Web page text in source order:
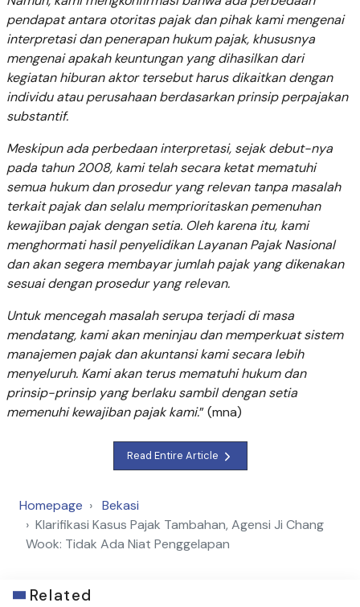
pendapat antara otoritas pajak dan pihak kami mengenai
interpretasi dan penerapan hukum pajak, khususnya
mengenai apakah keuntungan yang dihasilkan dari
kegiatan hiburan aktor tersebut harus dikaitkan dengan
individu atau perusahaan berdasarkan prinsip perpajakan
substantif.
Meskipun ada perbedaan interpretasi, sejak debut-nya
pada tahun 2008, kami telah secara ketat mematuhi
semua hukum dan prosedur yang relevan tanpa masalah
terkait pajak dan selalu memprioritaskan pemenuhan
kewajiban pajak dengan setia. Oleh karena itu, kami
menghormati hasil penyelidikan Layanan Pajak Nasional
dan akan segera membayar jumlah pajak yang dikenakan
sesuai dengan prosedur yang relevan.
Untuk mencegah masalah serupa terjadi di masa
mendatang, kami akan meninjau dan memperkuat sistem
manajemen pajak dan akuntansi kami secara lebih
menyeluruh. Kami akan terus mematuhi hukum dan
prinsip-prinsip yang berlaku sambil dengan setia
memenuhi kewajiban pajak kami.” (mna)
Read Entire Article
Homepage
Bekasi
Klarifikasi Kasus Pajak Tambahan, Agensi Ji Chang
Wook: Tidak Ada Niat Penggelapan
Related